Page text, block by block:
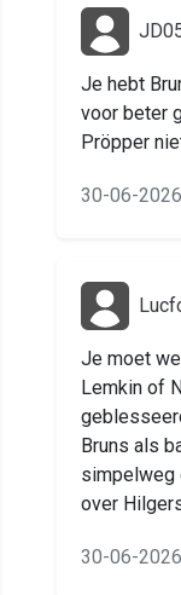
Je hebt
voor beter
Pröpper
30-06-
Je moet
Lemkin of
Bruns als
simpelweg
over
30-06-